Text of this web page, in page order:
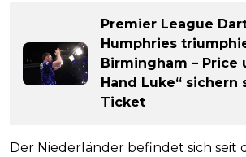
Premier League
Humphries
Birmingham – Price
Hand Luke“ sichern
Ticket
Der Niederländer befindet sich seit